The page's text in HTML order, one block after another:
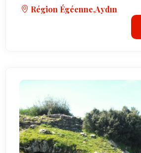
Région Égéenne,Aydın